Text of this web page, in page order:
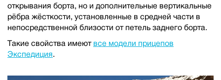
открывания борта, но и дополнительные вертикальные
рёбра жёсткости, установленные в средней части в
непосредственной близости от петель заднего борта.
Такие свойства имеют все модели прицепов
Экспедиция.